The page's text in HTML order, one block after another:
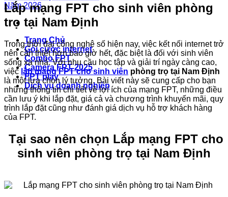
Trang Chủ
Gói cước internet
Combo FPT
Camera FPT 2025
FPT play
Dịch vụ doanh nghiệp
Lắp mạng FPT cho sinh viên phòng
trọ tại Nam Định
Trong thời đại công nghệ số hiện nay, việc kết nối internet trở
nên cần thiết hơn bao giờ hết, đặc biệt là đối với sinh viên
sống xa nhà. Với nhu cầu học tập và giải trí ngày càng cao,
việc lắp mạng FPT cho sinh viên phòng trọ tại Nam Định
là một lựa chọn lý tưởng. Bài viết này sẽ cung cấp cho bạn
những thông tin chi tiết về lợi ích của mạng FPT, những điều
cần lưu ý khi lắp đặt, giá cả và chương trình khuyến mãi, quy
trình lắp đặt cũng như đánh giá dịch vụ hỗ trợ khách hàng
của FPT.
Tại sao nên chọn Lắp mạng FPT cho
sinh viên phòng trọ tại Nam Định